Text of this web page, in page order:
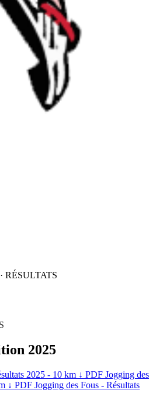
RÉSULTATS
2025
2025 - 10 km ↓ PDF Jogging des
↓ PDF Jogging des Fous - Résultats